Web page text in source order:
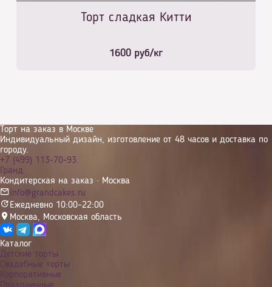
Торт сладкая Китти
1600 руб/кг
Торт на заказ в Москве
Индивидуальный дизайн, изготовление от 48 часов и доставка по
городу.
+7 (499) 113-70-93
Гранд
Кондитерская на заказ · Москва
info@grandcakes.ru
Ежедневно 10:00–22:00
Москва, Московская область
Каталог
Детские торты
Свадебные торты
Корпоративные
Праздничные